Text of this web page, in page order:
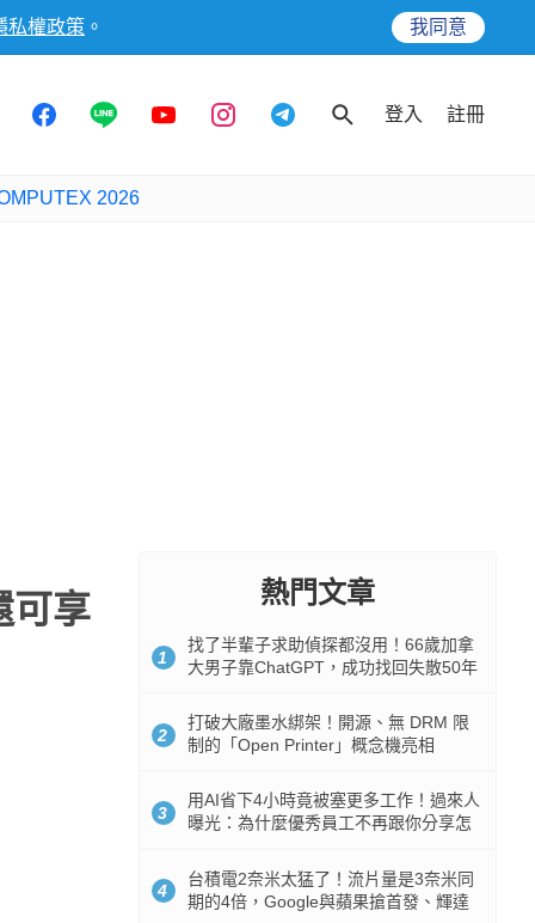
私權政策 。 我同意
登入 註冊
2026
可享 熱門文章
1
找了半輩子求助偵探都沒用！66歲加拿
大男子靠ChatGPT，成功找回失散50年
2
打破大廠墨水綁架！開源、無 DRM 限
制的「Open Printer」概念機亮相
3
用AI省下4小時竟被塞更多工作！過來人
曝光：為什麼優秀員工不再跟你分享怎
4
台積電2奈米太猛了！流片量是3奈米同
期的4倍，Google與蘋果搶首發、輝達